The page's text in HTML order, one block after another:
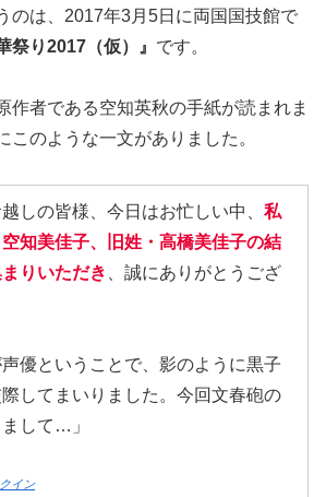
のは、2017年3月5日に両国国技館で
祭り2017（仮）』 です。
作者である空知英秋の手紙が読まれま
このような一文がありました。
越しの皆様、今日はお忙しい中、 私
知美佳子、旧姓・高橋美佳子の結
りいただき
、誠にありがとうござ
声優ということで、影のように黒子
してまいりました。今回文春砲の
して…」
イン